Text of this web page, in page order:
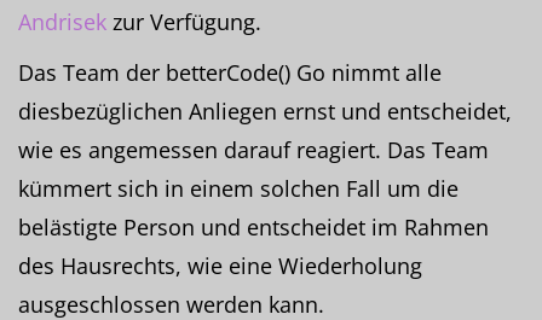
Andrisek zur Verfügung.
Das Team der betterCode() Go nimmt alle
diesbezüglichen Anliegen ernst und entscheidet,
wie es angemessen darauf reagiert. Das Team
kümmert sich in einem solchen Fall um die
belästigte Person und entscheidet im Rahmen
des Hausrechts, wie eine Wiederholung
ausgeschlossen werden kann.